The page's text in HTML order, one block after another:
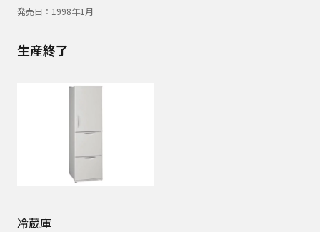
発売日： 1998年1月
生産終了
冷蔵庫